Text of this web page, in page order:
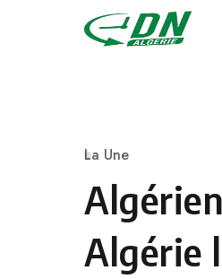
Skip to content
Category
La Une
Algérie